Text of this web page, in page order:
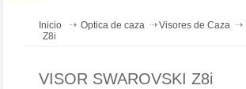
Inicio Optica de caza Visores de Caza
Z8i
VISOR SWAROVSKI Z8i